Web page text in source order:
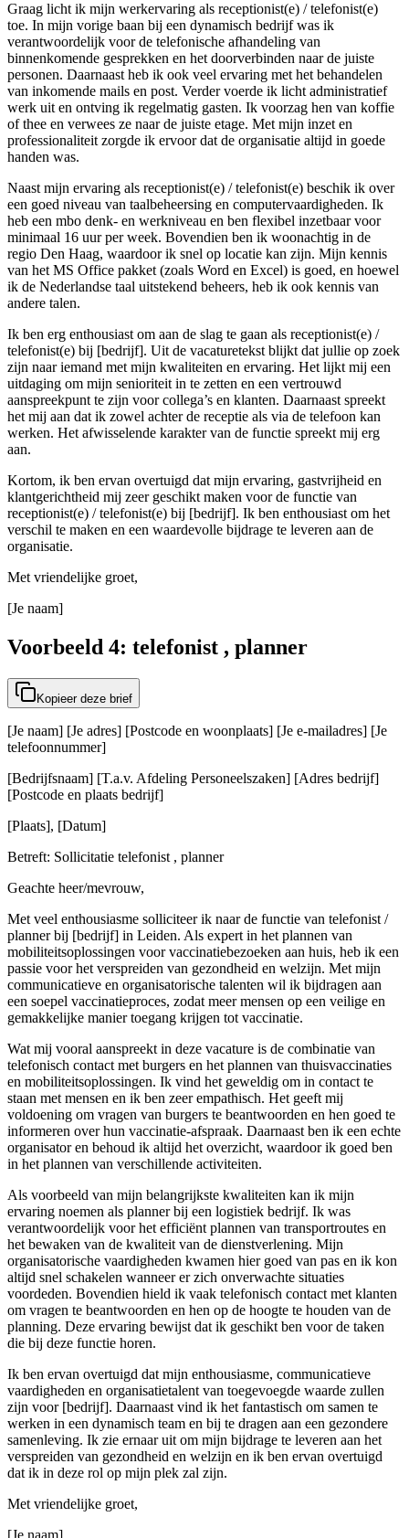
Graag licht ik mijn werkervaring als receptionist(e) / telefonist(e)
toe. In mijn vorige baan bij een dynamisch bedrijf was ik
verantwoordelijk voor de telefonische afhandeling van
binnenkomende gesprekken en het doorverbinden naar de juiste
personen. Daarnaast heb ik ook veel ervaring met het behandelen
van inkomende mails en post. Verder voerde ik licht administratief
werk uit en ontving ik regelmatig gasten. Ik voorzag hen van koffie
of thee en verwees ze naar de juiste etage. Met mijn inzet en
professionaliteit zorgde ik ervoor dat de organisatie altijd in goede
handen was.
Naast mijn ervaring als receptionist(e) / telefonist(e) beschik ik over
een goed niveau van taalbeheersing en computervaardigheden. Ik
heb een mbo denk- en werkniveau en ben flexibel inzetbaar voor
minimaal 16 uur per week. Bovendien ben ik woonachtig in de
regio Den Haag, waardoor ik snel op locatie kan zijn. Mijn kennis
van het MS Office pakket (zoals Word en Excel) is goed, en hoewel
ik de Nederlandse taal uitstekend beheers, heb ik ook kennis van
andere talen.
Ik ben erg enthousiast om aan de slag te gaan als receptionist(e) /
telefonist(e) bij [bedrijf]. Uit de vacaturetekst blijkt dat jullie op zoek
zijn naar iemand met mijn kwaliteiten en ervaring. Het lijkt mij een
uitdaging om mijn senioriteit in te zetten en een vertrouwd
aanspreekpunt te zijn voor collega’s en klanten. Daarnaast spreekt
het mij aan dat ik zowel achter de receptie als via de telefoon kan
werken. Het afwisselende karakter van de functie spreekt mij erg
aan.
Kortom, ik ben ervan overtuigd dat mijn ervaring, gastvrijheid en
klantgerichtheid mij zeer geschikt maken voor de functie van
receptionist(e) / telefonist(e) bij [bedrijf]. Ik ben enthousiast om het
verschil te maken en een waardevolle bijdrage te leveren aan de
organisatie.
Met vriendelijke groet,
[Je naam]
Voorbeeld 4: telefonist , planner
Kopieer deze brief
[Je naam] [Je adres] [Postcode en woonplaats] [Je e-mailadres] [Je
telefoonnummer]
[Bedrijfsnaam] [T.a.v. Afdeling Personeelszaken] [Adres bedrijf]
[Postcode en plaats bedrijf]
[Plaats], [Datum]
Betreft: Sollicitatie telefonist , planner
Geachte heer/mevrouw,
Met veel enthousiasme solliciteer ik naar de functie van telefonist /
planner bij [bedrijf] in Leiden. Als expert in het plannen van
mobiliteitsoplossingen voor vaccinatiebezoeken aan huis, heb ik een
passie voor het verspreiden van gezondheid en welzijn. Met mijn
communicatieve en organisatorische talenten wil ik bijdragen aan
een soepel vaccinatieproces, zodat meer mensen op een veilige en
gemakkelijke manier toegang krijgen tot vaccinatie.
Wat mij vooral aanspreekt in deze vacature is de combinatie van
telefonisch contact met burgers en het plannen van thuisvaccinaties
en mobiliteitsoplossingen. Ik vind het geweldig om in contact te
staan met mensen en ik ben zeer empathisch. Het geeft mij
voldoening om vragen van burgers te beantwoorden en hen goed te
informeren over hun vaccinatie-afspraak. Daarnaast ben ik een echte
organisator en behoud ik altijd het overzicht, waardoor ik goed ben
in het plannen van verschillende activiteiten.
Als voorbeeld van mijn belangrijkste kwaliteiten kan ik mijn
ervaring noemen als planner bij een logistiek bedrijf. Ik was
verantwoordelijk voor het efficiënt plannen van transportroutes en
het bewaken van de kwaliteit van de dienstverlening. Mijn
organisatorische vaardigheden kwamen hier goed van pas en ik kon
altijd snel schakelen wanneer er zich onverwachte situaties
voordeden. Bovendien hield ik vaak telefonisch contact met klanten
om vragen te beantwoorden en hen op de hoogte te houden van de
planning. Deze ervaring bewijst dat ik geschikt ben voor de taken
die bij deze functie horen.
Ik ben ervan overtuigd dat mijn enthousiasme, communicatieve
vaardigheden en organisatietalent van toegevoegde waarde zullen
zijn voor [bedrijf]. Daarnaast vind ik het fantastisch om samen te
werken in een dynamisch team en bij te dragen aan een gezondere
samenleving. Ik zie ernaar uit om mijn bijdrage te leveren aan het
verspreiden van gezondheid en welzijn en ik ben ervan overtuigd
dat ik in deze rol op mijn plek zal zijn.
Met vriendelijke groet,
[Je naam]